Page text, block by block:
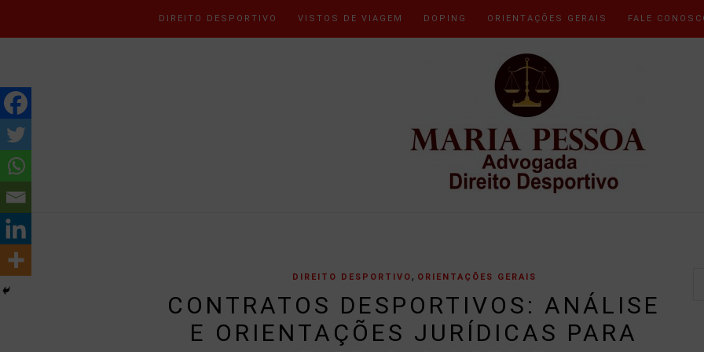
DIREITO DESPORTIVO VISTOS DE VIAGEM DOPING ORIENTAÇÕES GERAIS FALE
DIREITO DESPORTIVO , ORIENTAÇÕES GERAIS
CONTRATOS DESPORTIVOS: ANÁLISE
E ORIENTAÇÕES JURÍDICAS PARA